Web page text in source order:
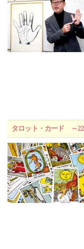
タロット・カード ～